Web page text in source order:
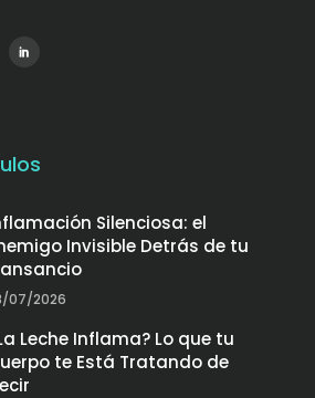
Silenciosa: el
Invisible Detrás de tu
07/2026
Leche Inflama? Lo que tu
te Está Tratando de